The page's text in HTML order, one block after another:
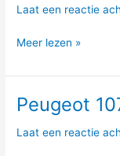
Laat een reactie
1.0i
Meer lezen »
Peugeot
Laat een reactie
Peugeot
1.4